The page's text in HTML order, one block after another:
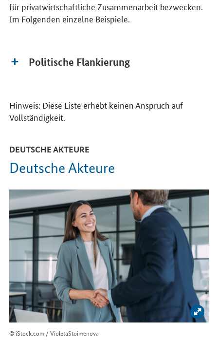
für privatwirtschaftliche Zusammenarbeit bezwecken.
Im Folgenden einzelne Beispiele.
Politische Flankierung
Hinweis: Diese Liste erhebt keinen Anspruch auf
Vollständigkeit.
DEUTSCHE AKTEURE
Deutsche Akteure
Bild
© iStock.com / VioletaStoimenova